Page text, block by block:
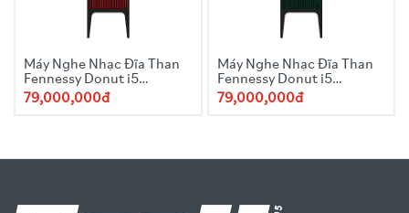
Máy Nghe Nhạc Đĩa Than
Fennessy Donut i5
Quicksand 2025 Red
79,000,000đ
Máy Nghe Nhạc Đĩa Than
Fennessy Donut i5
Quicksand 2025
79,000,000đ